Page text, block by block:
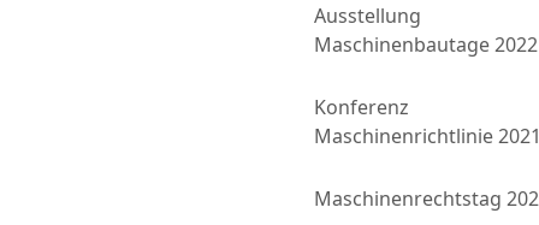
Ausstellung
Maschinenbautage 2022
Konferenz
Maschinenrichtlinie
Maschinenrechtstag